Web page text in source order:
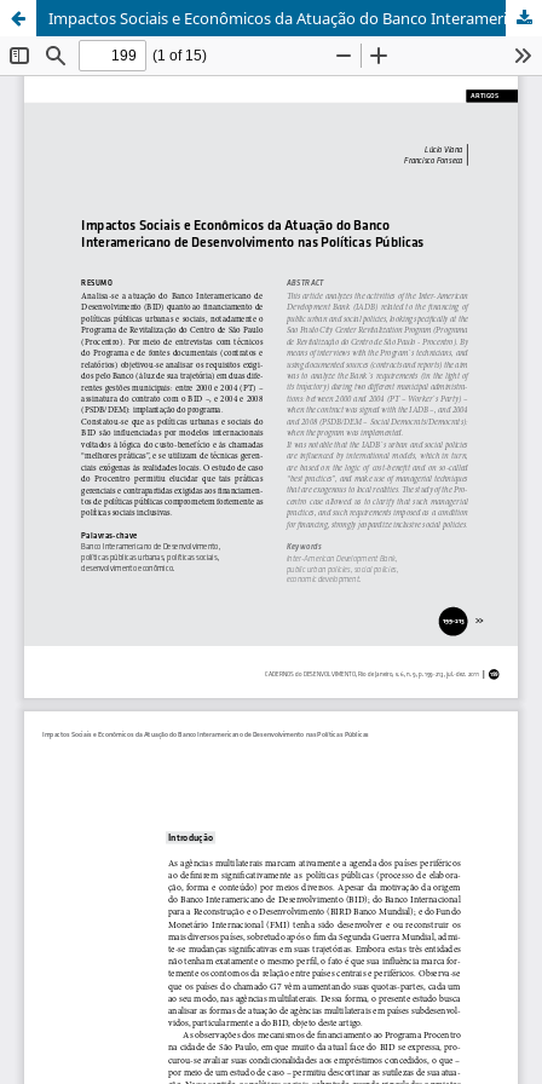
Impactos Sociais e Econômicos da Atuação do Banco Interamericano de Desenvolvimento nas Políticas Públicas